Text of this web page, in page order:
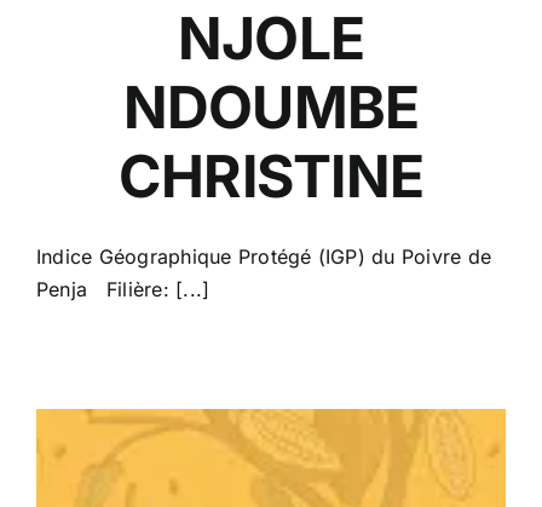
NJOLE
NDOUMBE
CHRISTINE
Indice Géographique Protégé (IGP) du Poivre de
Penja Filière: [...]